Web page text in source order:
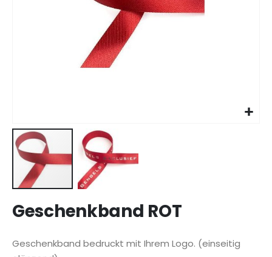
Anfang
der
springen
Geschenkband ROT
Geschenkband bedruckt mit Ihrem Logo. (einseitig